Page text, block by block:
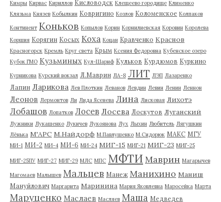
Кимры Кирвас Кириллов Кисловодск Клещеево городище Клименко
Клязьма Князев Кобылкин Ковригино Козлов Коломенское Колпаков
Континент Коньков Копылов Корин Корнилиевская Коровин Королева
Коршия Корягин Косых Коха Коцан Кравченко Краснов
Красногорск Кремль Круг света Крым Ксения Федоровна Кубенское озеро
Кубок ГМО Кузьминых Кул-Шариф Кульков Курдюмов Куркино
Курникова Курский вокзал Л.Маврин ЛА-8 ЛИТ ЛЭП Лазаренко
Лапин Ларикова Лев Плоткин Леванов Левдин Левин Ленин Леннон
Леонов Лермонтов Ли Лида Ясенева Лина Лисковая Лихотэ
Лобашов Лопатков Лосев Лосева Лоскутов Луганский
Лужники Лукашенко Лукичев Лукоянова Лух Лыхин Любитель Лягушкин
Лёнька М'АРС М.Найдорф М.Павлушенко М.Сидорюк МАКС МГУ
МИ-1 МИ-2 МИ-4 МИ-6 МИ-24 МИГ-15 МИГ-21 МИГ-23 МИГ-25
МИГ-25ПУ МИГ-27 МИГ-29 МЛС МПС МФТИ Маврин Магарычев
Магомаев Малышев Мальцев Манеж Манихино Маниш
Мануйлович Маргарита Маринина Мария Яковлевна Маросейка Марта
Маруценко Маслаев Масляев Маша Медведев